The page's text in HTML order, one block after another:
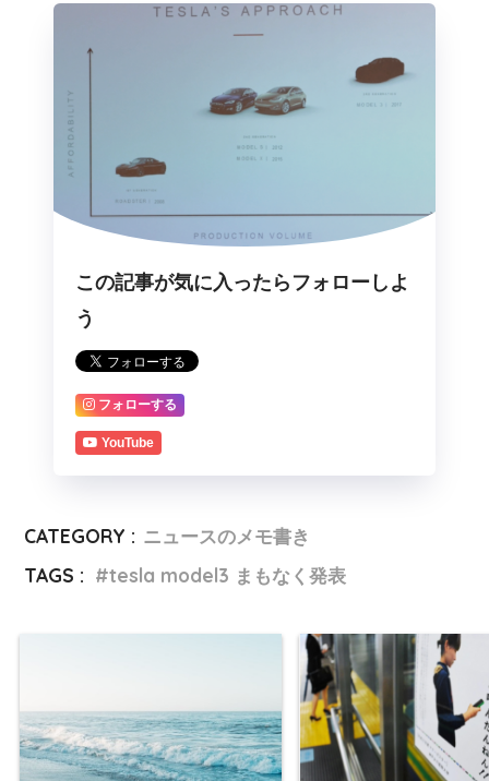
この記事が気に入ったらフォローしよ
う
フォローする
YouTube
CATEGORY : ニュースのメモ書き
TAGS :
tesla model3 まもなく発表